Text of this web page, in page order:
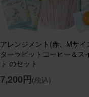
用途：
アレンジメント(赤、Mサ
ターラビットコーヒー＆ス
ト のセット
7,200円(税込)